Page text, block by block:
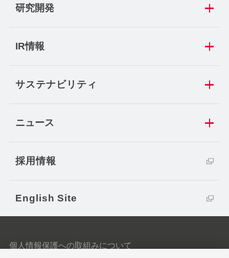
研究開発
IR情報
サステナビリティ
ニュース
採用情報
English Site
個人情報保護への取組みについて